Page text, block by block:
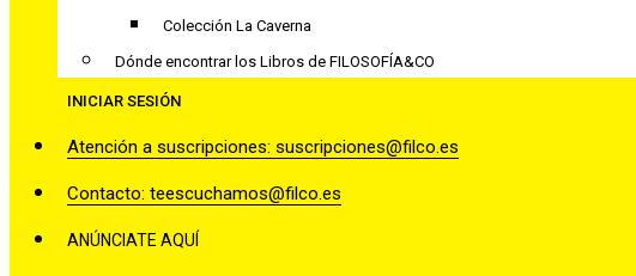
Colección La Caverna
Dónde encontrar los Libros de FILOSOFÍA&CO
INICIAR SESIÓN
Atención a suscripciones: suscripciones@filco.es
Contacto: teescuchamos@filco.es
ANÚNCIATE AQUÍ